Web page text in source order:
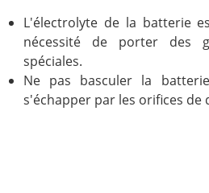
L'électrolyte de la batterie
nécessité de porter des
spéciales.
Ne pas basculer la
s'échapper par les orifices de